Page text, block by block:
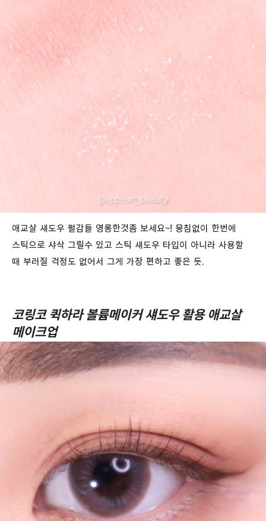
애교살 섀도우 펄감들 영롱한것좀 보세요~! 뭉침없이 한번에
스틱으로 샤삭 그릴수 있고 스틱 섀도우 타입이 아니라 사용할
때 부러질 걱정도 없어서 그게 가장 편하고 좋은 듯.
코링코 퀵하라 볼륨메이커 섀도우 활용 애교살
메이크업